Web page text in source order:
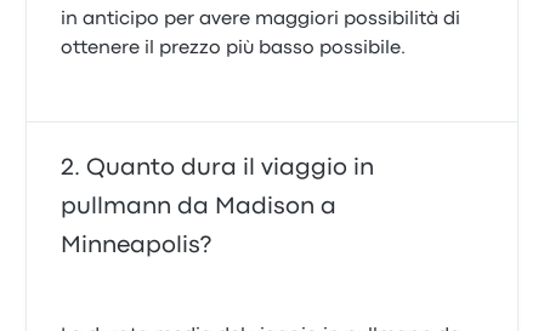
in anticipo per avere maggiori possibilità di
ottenere il prezzo più basso possibile.
Quanto dura il viaggio in
pullmann da Madison a
Minneapolis?